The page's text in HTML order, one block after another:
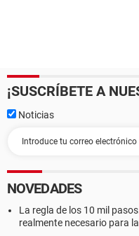
¡SUSCRÍBETE A
Noticias
NOVEDADES
La regla de los 10 mil
realmente necesario para